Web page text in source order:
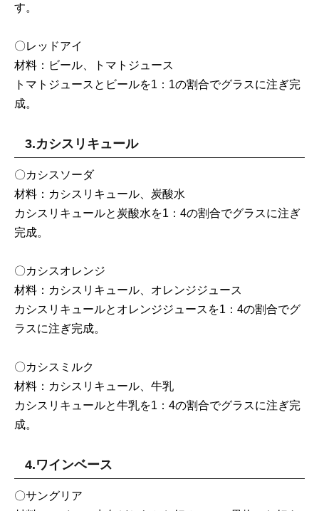
す。
〇レッドアイ
材料：ビール、トマトジュース
トマトジュースとビールを1：1の割合でグラスに注ぎ完
成。
3.カシスリキュール
〇カシスソーダ
材料：カシスリキュール、炭酸水
カシスリキュールと炭酸水を1：4の割合でグラスに注ぎ
完成。
〇カシスオレンジ
材料：カシスリキュール、オレンジジュース
カシスリキュールとオレンジジュースを1：4の割合でグ
ラスに注ぎ完成。
〇カシスミルク
材料：カシスリキュール、牛乳
カシスリキュールと牛乳を1：4の割合でグラスに注ぎ完
成。
4.ワインベース
〇サングリア